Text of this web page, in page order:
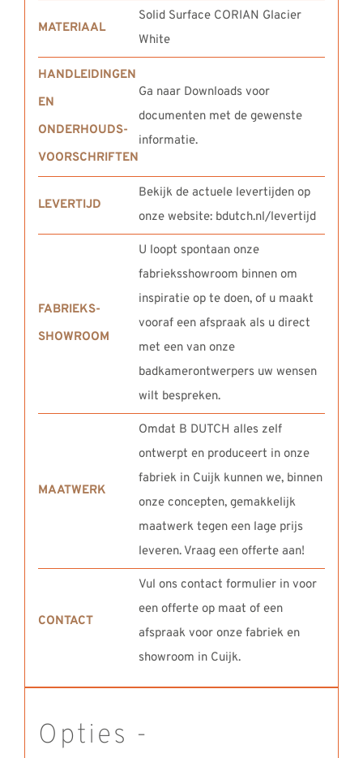
MATERIAAL
Solid Surface CORIAN Glacier
White
HANDLEIDINGEN
EN
ONDERHOUDS-
VOORSCHRIFTEN
Ga naar Downloads voor
documenten met de gewenste
informatie.
LEVERTIJD
Bekijk de actuele levertijden op
onze website: bdutch.nl/levertijd
FABRIEKS-
SHOWROOM
U loopt spontaan onze
fabrieksshowroom binnen om
inspiratie op te doen, of u maakt
vooraf een afspraak als u direct
met een van onze
badkamerontwerpers uw wensen
wilt bespreken.
MAATWERK
Omdat B DUTCH alles zelf
ontwerpt en produceert in onze
fabriek in Cuijk kunnen we, binnen
onze concepten, gemakkelijk
maatwerk tegen een lage prijs
leveren. Vraag een offerte aan!
CONTACT
Vul ons contact formulier in voor
een offerte op maat of een
afspraak voor onze fabriek en
showroom in Cuijk.
Opties -